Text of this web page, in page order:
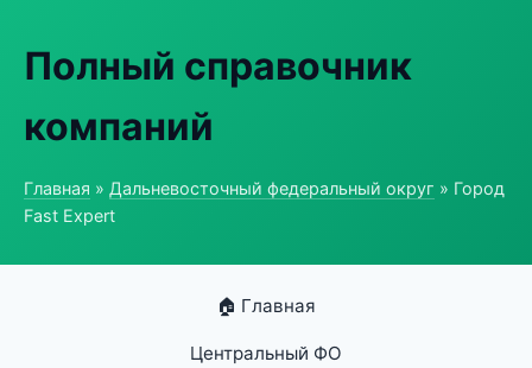
Полный справочник
компаний
Главная » Дальневосточный федеральный округ » Город
Fast Expert
🏠 Главная
Центральный ФО